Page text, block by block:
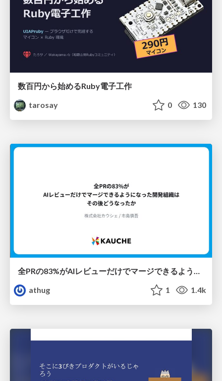
数百円から始めるRuby電子工作
tarosay
0 130
全PRの83%がAIレビューだけでマージできるようになった開発組織はその後どうなったか
athug
1 1.4k